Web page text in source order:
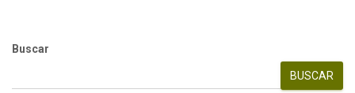
Buscar
BUSCAR